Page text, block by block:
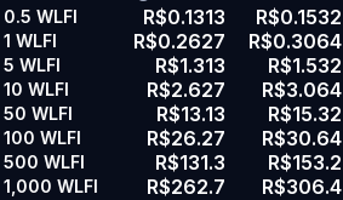
0.5 WLFI R$0.1313 R$0.1532
1 WLFI R$0.2627 R$0.3064
5 WLFI R$1.313 R$1.532
10 WLFI R$2.627 R$3.064
50 WLFI R$13.13 R$15.32
100 WLFI R$26.27 R$30.64
500 WLFI R$131.3 R$153.2
1,000 WLFI R$262.7
R$306.4